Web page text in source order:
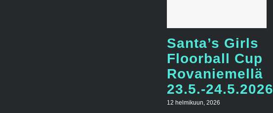
Santa’s Girls
Floorball Cup
Rovaniemellä
23.5.-24.5.2026
12 helmikuun, 2026